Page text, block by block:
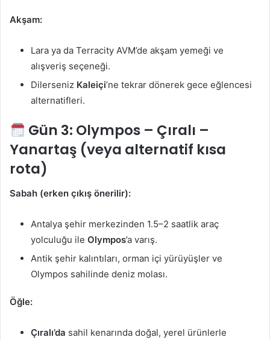
Akşam:
Lara ya da Terracity AVM’de akşam yemeği ve
alışveriş seçeneği.
Dilerseniz Kaleiçi’ne tekrar dönerek gece eğlencesi
alternatifleri.
Gün 3: Olympos – Çıralı –
Yanartaş (veya alternatif kısa
rota)
Sabah (erken çıkış önerilir):
Antalya şehir merkezinden 1.5–2 saatlik araç
yolculuğu ile Olympos’a varış.
Antik şehir kalıntıları, orman içi yürüyüşler ve
Olympos sahilinde deniz molası.
Öğle:
Çıralı’da sahil kenarında doğal, yerel ürünlerle